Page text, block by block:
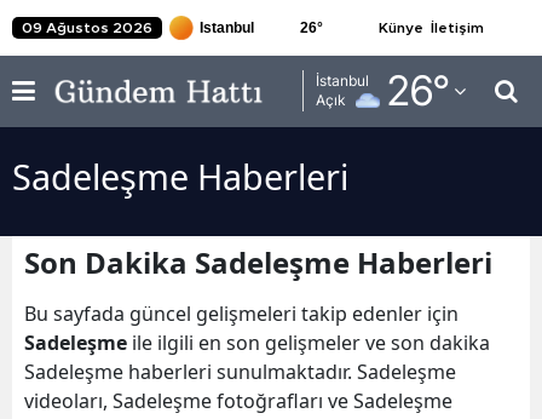
09 Ağustos 2026 26° Künye İletişim
İstanbul
Açık
26°
Adana
Adıyaman
Afyonkarahisar
Amasya
Ankara
Antalya
Sadeleşme Haberleri
Son Dakika Sadeleşme Haberleri
Bu sayfada güncel gelişmeleri takip edenler için
Sadeleşme ile ilgili en son gelişmeler ve son dakika
Sadeleşme haberleri sunulmaktadır. Sadeleşme
videoları, Sadeleşme fotoğrafları ve Sadeleşme